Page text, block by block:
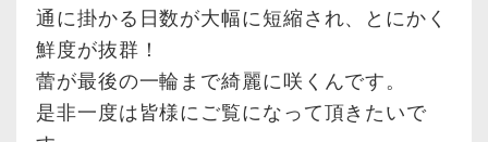
通に掛かる日数が大幅に短縮され、とにかく
鮮度が抜群！
蕾が最後の一輪まで綺麗に咲くんです。
是非一度は皆様にご覧になって頂きたいで